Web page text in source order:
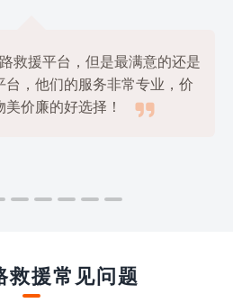
救援平台，但是最满意的还是
台，他们的服务非常专业，价
价廉的好选择！

救援常见问题